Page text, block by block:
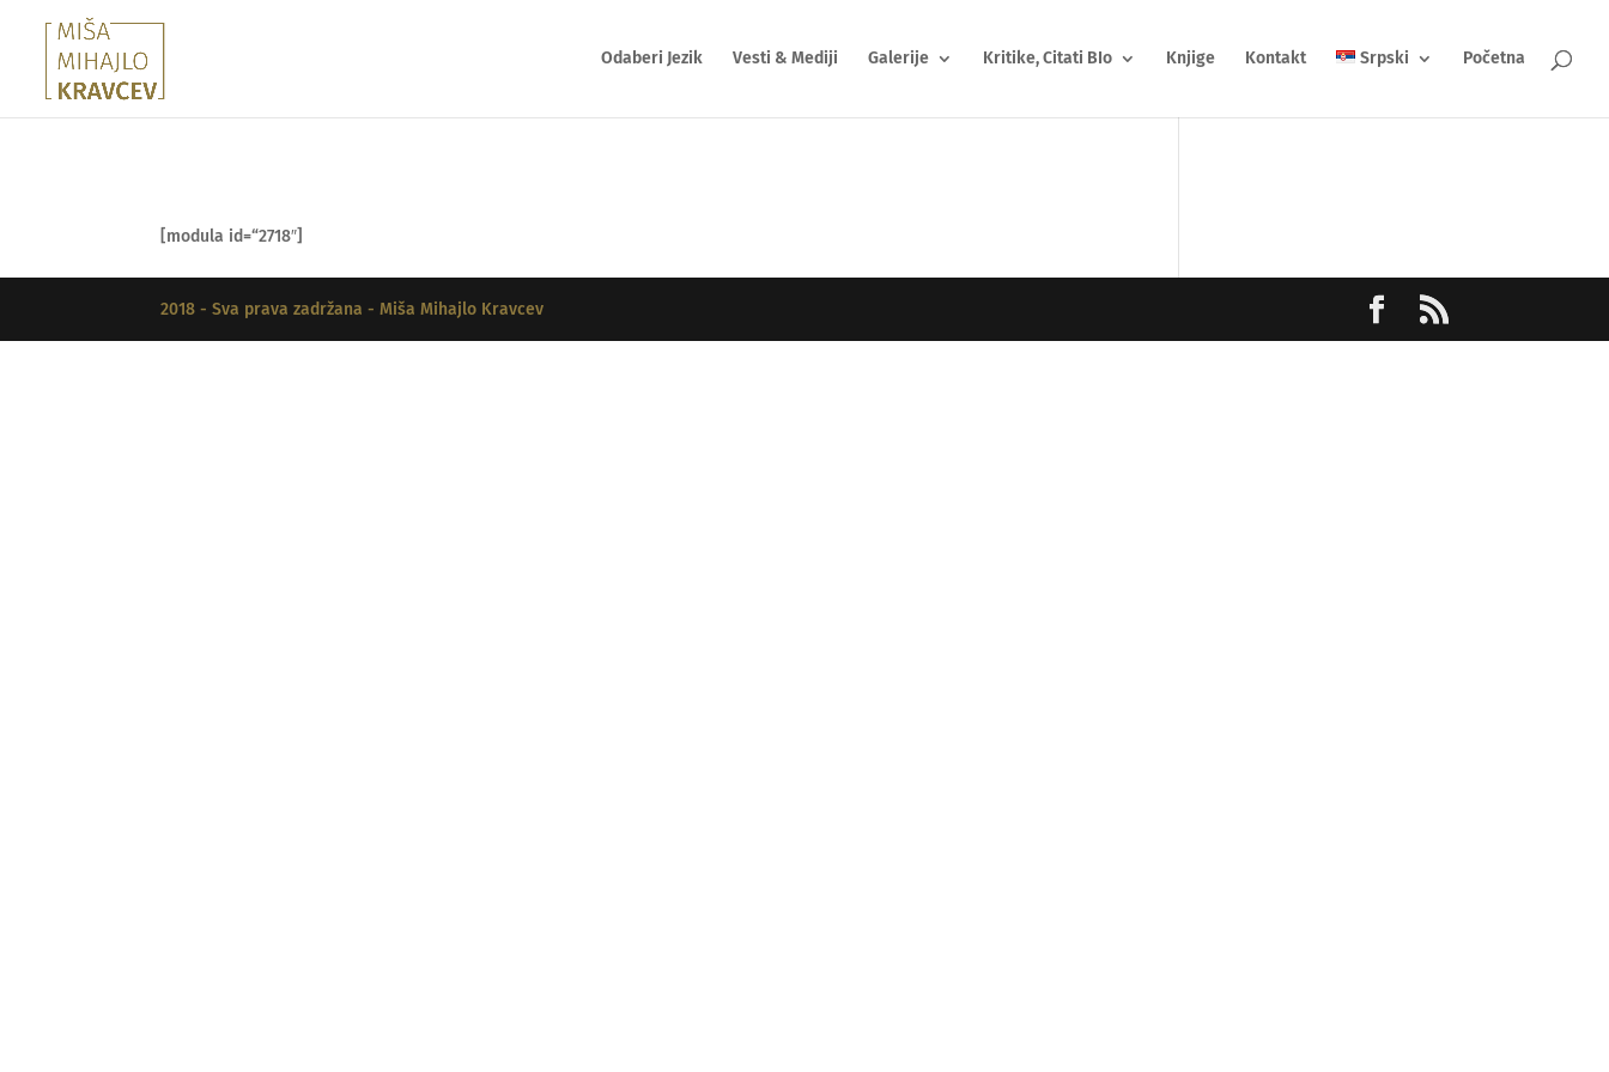
Odaberi Jezik Vesti & Mediji Galerije Kritike, Citati BIo Knjige Kontakt Srpski Početna
[modula id=“2718″]
2018 - Sva prava zadržana - Miša Mihajlo Kravcev